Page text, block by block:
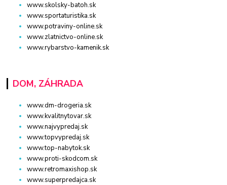
www.skolsky-batoh.sk
www.sportaturistika.sk
www.potraviny-online.sk
www.zlatnictvo-online.sk
www.rybarstvo-kamenik.sk
DOM, ZÁHRADA
www.dm-drogeria.sk
www.kvalitnytovar.sk
www.najvypredaj.sk
www.topvypredaj.sk
www.top-nabytok.sk
www.proti-skodcom.sk
www.retromaxishop.sk
www.superpredajca.sk